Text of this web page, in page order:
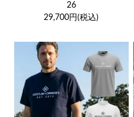
26
29,700円(税込)